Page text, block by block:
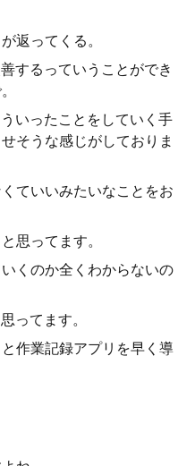
返ってくる。
するっていうことができ
いったことをしていく手
そうな感じがしておりま
ていいみたいなことをお
思ってます。
くのか全くわからないの
ってます。
作業記録アプリを早く導